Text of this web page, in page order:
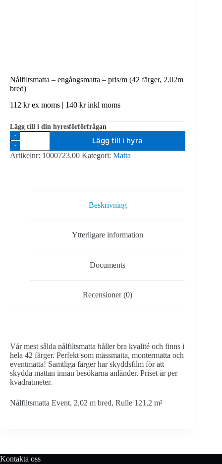
Nålfiltsmatta – engångsmatta – pris/m (42 färger, 2.02m
bred)
112 krex moms | 140 krinkl moms
Lägg till i din hyresförförfrågan
Nålfiltsmatta
-
engångsmatta
-
Lägg till i hyra
Artikelnr: 1000723.00 Kategori: Matta
Beskrivning
Ytterligare information
Documents
Recensioner (0)
Vår mest sålda nålfiltsmatta håller bra kvalité och finns i
hela 42 färger. Perfekt som mässmatta, montermatta och
eventmatta! Samtliga färger har skyddsfilm för att
skydda mattan innan besökarna anländer. Priset är per
kvadratmeter.
Nålfiltsmatta Event, 2,02 m bred, Rulle 121,2 m²
Kontakta oss